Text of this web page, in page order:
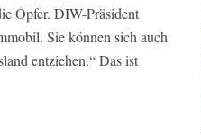
Opfer. DIW-Präsident
Sie können sich auch
entziehen.“ Das ist